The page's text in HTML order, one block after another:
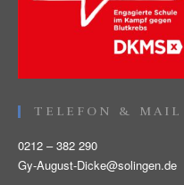
TELEFON & MAIL
0212 – 382 290
Gy-August-Dicke@solingen.de